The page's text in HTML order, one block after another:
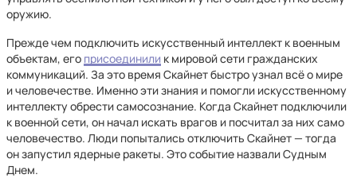
оружию.
Прежде чем подключить искусственный интеллект к военным
объектам, его присоединили к мировой сети гражданских
коммуникаций. За это время Скайнет быстро узнал всё о мире
и человечестве. Именно эти знания и помогли искусственному
интеллекту обрести самосознание. Когда Скайнет подключили
к военной сети, он начал искать врагов и посчитал за них само
человечество. Люди попытались отключить Скайнет — тогда
он запустил ядерные ракеты. Это событие назвали Судным
Днем.